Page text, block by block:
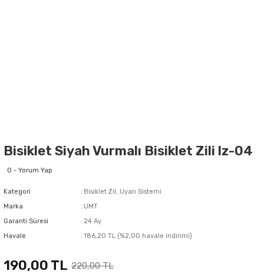
Bisiklet Siyah Vurmalı Bisiklet Zili lz-04
0 - Yorum Yap
Kategori
Bisiklet Zil, Uyarı Sistemi
Marka
UMT
Garanti Süresi
24 Ay
Havale
186,20 TL (%2,00 havale indirimi)
190,00 TL 220,00 TL